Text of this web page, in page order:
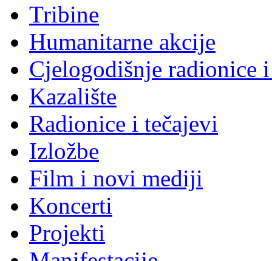
Tribine
Humanitarne akcije
Cjelogodišnje radionice
Kazalište
Radionice i tečajevi
Izložbe
Film i novi mediji
Koncerti
Projekti